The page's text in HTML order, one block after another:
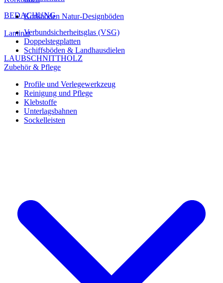
BEDACHUNG
Verbundsicherheitsglas (VSG)
Doppelstegplatten
LAUBSCHNITTHOLZ
Korkböden Natur-Designböden
Laminat
Schiffsböden & Landhausdielen
Zubehör & Pflege
Profile und Verlegewerkzeug
Reinigung und Pflege
Klebstoffe
Unterlagsbahnen
Sockelleisten